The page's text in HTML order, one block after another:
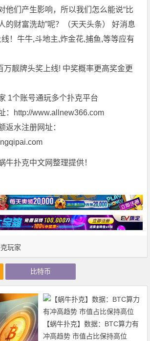
玩家
他们产生影响，所以我们怎么能说“比
的财富洗劫”呢？（天天头条） 好消息
！牛牛,斗地主,炸金花,捕鱼,等等应有
万靓牌头奖上线! 中奖概率更高奖金更
1个账号通玩多个扑克平台
：http://www.allnew366.com
返水注册网址：
牛扑克中文网整理提供！
比特币
【蜗牛扑克】数据：BTC算力有
冲高趋势 市值占比保持高位